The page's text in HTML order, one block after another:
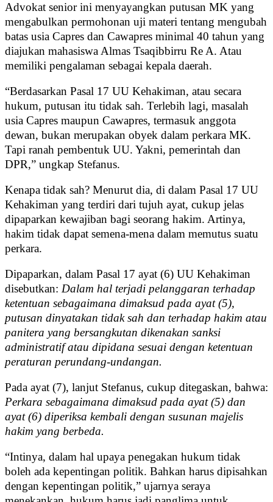
Advokat senior ini menyayangkan putusan MK yang
mengabulkan permohonan uji materi tentang mengubah
batas usia Capres dan Cawapres minimal 40 tahun yang
diajukan mahasiswa Almas Tsaqibbirru Re A. Atau
memiliki pengalaman sebagai kepala daerah.
“Berdasarkan Pasal 17 UU Kehakiman, atau secara
hukum, putusan itu tidak sah. Terlebih lagi, masalah
usia Capres maupun Cawapres, termasuk anggota
dewan, bukan merupakan obyek dalam perkara MK.
Tapi ranah pembentuk UU. Yakni, pemerintah dan
DPR,” ungkap Stefanus.
Kenapa tidak sah? Menurut dia, di dalam Pasal 17 UU
Kehakiman yang terdiri dari tujuh ayat, cukup jelas
dipaparkan kewajiban bagi seorang hakim. Artinya,
hakim tidak dapat semena-mena dalam memutus suatu
perkara.
Dipaparkan, dalam Pasal 17 ayat (6) UU Kehakiman
disebutkan: Dalam hal terjadi pelanggaran terhadap
ketentuan sebagaimana dimaksud pada ayat (5),
putusan dinyatakan tidak sah dan terhadap hakim atau
panitera yang bersangkutan dikenakan sanksi
administratif atau dipidana sesuai dengan ketentuan
peraturan perundang-undangan.
Pada ayat (7), lanjut Stefanus, cukup ditegaskan, bahwa:
Perkara sebagaimana dimaksud pada ayat (5) dan
ayat (6) diperiksa kembali dengan susunan majelis
hakim yang berbeda.
“Intinya, dalam hal upaya penegakan hukum tidak
boleh ada kepentingan politik. Bahkan harus dipisahkan
dengan kepentingan politik,” ujarnya seraya